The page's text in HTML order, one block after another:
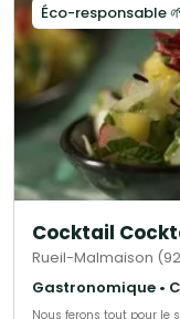
qualité, des produits
aussi environnementale
proposer le meilleur, en
producteurs qui font ce
et chaque compétence
réussite de vos
Éco-responsable
Cocktail
Rueil-Malmaison
Nous ferons tout pour le